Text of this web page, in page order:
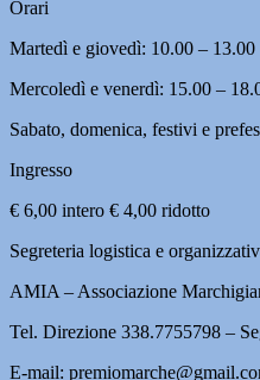
Orari
Martedì e giovedì: 10.00 – 13.00
Mercoledì e venerdì: 15.00 –
Sabato, domenica, festivi e
Ingresso
€ 6,00 intero € 4,00 ridotto
Segreteria logistica e
AMIA – Associazione
Tel. Direzione 338.7755798 –
E-mail: